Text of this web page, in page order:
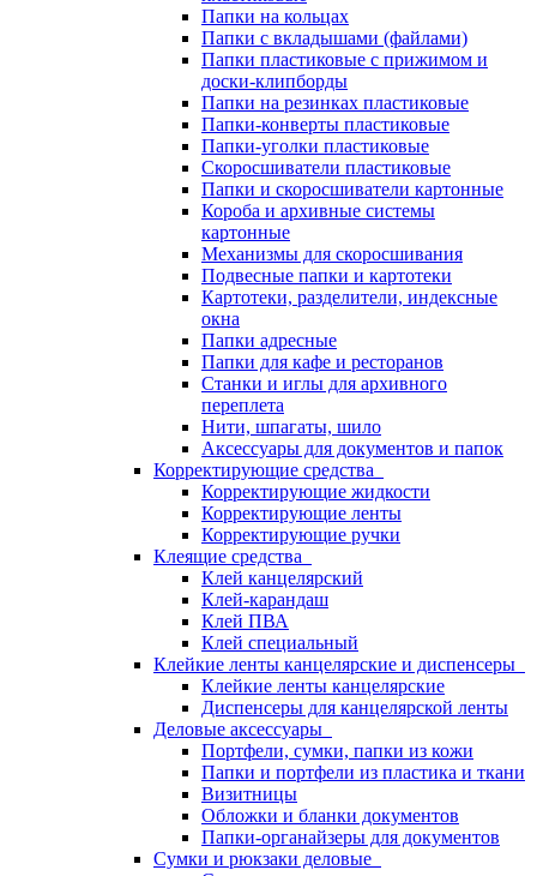
Папки на кольцах
Папки с вкладышами (файлами)
Папки пластиковые с прижимом и
доски-клипборды
Папки на резинках пластиковые
Папки-конверты пластиковые
Папки-уголки пластиковые
Скоросшиватели пластиковые
Папки и скоросшиватели картонные
Короба и архивные системы
картонные
Механизмы для скоросшивания
Подвесные папки и картотеки
Картотеки, разделители, индексные
окна
Папки адресные
Папки для кафе и ресторанов
Станки и иглы для архивного
переплета
Нити, шпагаты, шило
Аксессуары для документов и папок
Корректирующие средства
Корректирующие жидкости
Корректирующие ленты
Корректирующие ручки
Клеящие средства
Клей канцелярский
Клей-карандаш
Клей ПВА
Клей специальный
Клейкие ленты канцелярские и диспенсеры
Клейкие ленты канцелярские
Диспенсеры для канцелярской ленты
Деловые аксессуары
Портфели, сумки, папки из кожи
Папки и портфели из пластика и ткани
Визитницы
Обложки и бланки документов
Папки-органайзеры для документов
Сумки и рюкзаки деловые